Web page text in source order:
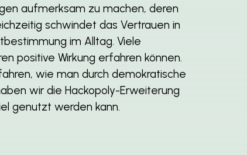
aufmerksam zu machen, deren
schwindet das Vertrauen in
im Alltag. Viele
positive Wirkung erfahren können.
wie man durch demokratische
wir die Hackopoly-Erweiterung
genutzt werden kann.